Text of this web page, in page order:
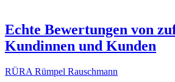
Echte Bewertungen von
Kundinnen und Kunden
RÜRA Rümpel Rauschmann